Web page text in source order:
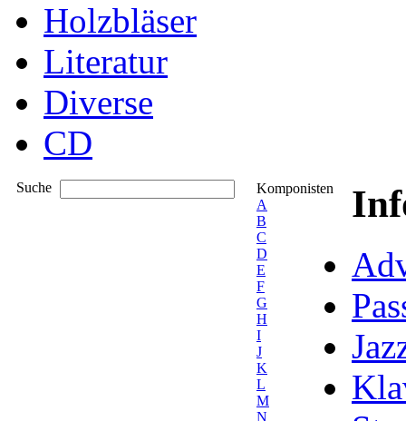
Holzbläser
Literatur
Diverse
CD
Suche
Komponisten
A
B
C
D
E
F
G
H
I
J
K
L
M
N